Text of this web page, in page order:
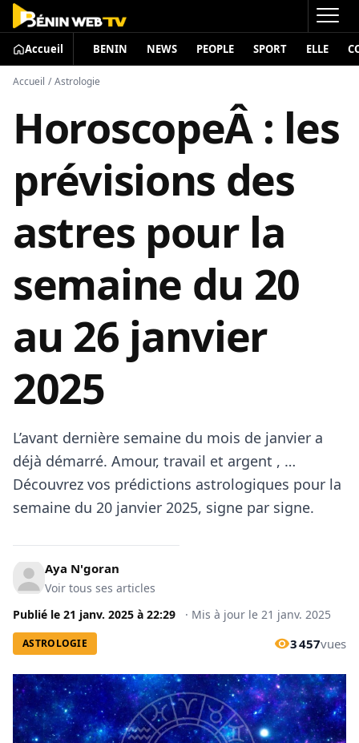
Accueil BENIN NEWS PEOPLE SPORT ELLE
Accueil / Astrologie
HoroscopeÂ : les
prévisions des
astres pour la
semaine du 20
au 26 janvier
2025
L’avant dernière semaine du mois de janvier a
déjà démarré. Amour, travail et argent , …
Découvrez vos prédictions astrologiques pour la
semaine du 20 janvier 2025, signe par signe.
Aya N'goran
Voir tous ses articles
Publié le 21 janv. 2025 à 22:29 · Mis à jour le 21 janv. 2025
ASTROLOGIE 3 457vues